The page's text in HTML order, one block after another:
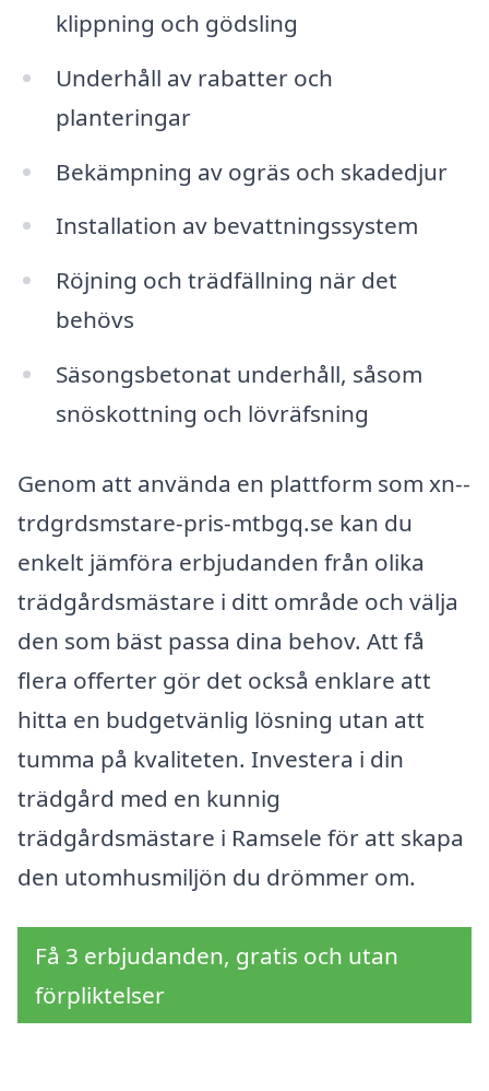
klippning och gödsling
Underhåll av rabatter och
planteringar
Bekämpning av ogräs och skadedjur
Installation av bevattningssystem
Röjning och trädfällning när det
behövs
Säsongsbetonat underhåll, såsom
snöskottning och lövräfsning
Genom att använda en plattform som xn--
trdgrdsmstare-pris-mtbgq.se kan du
enkelt jämföra erbjudanden från olika
trädgårdsmästare i ditt område och välja
den som bäst passa dina behov. Att få
flera offerter gör det också enklare att
hitta en budgetvänlig lösning utan att
tumma på kvaliteten. Investera i din
trädgård med en kunnig
trädgårdsmästare i Ramsele för att skapa
den utomhusmiljön du drömmer om.
Få 3 erbjudanden, gratis och utan
förpliktelser